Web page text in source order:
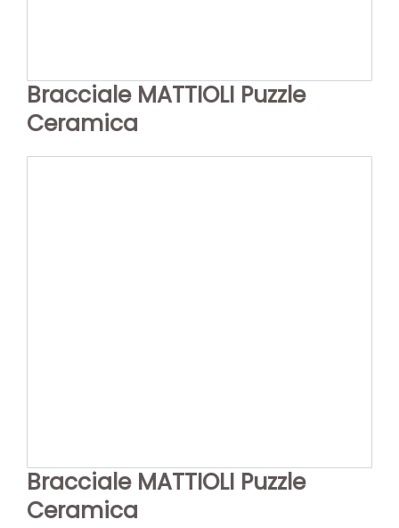
Bracciale MATTIOLI Puzzle
Ceramica
Bracciale MATTIOLI Puzzle
Ceramica